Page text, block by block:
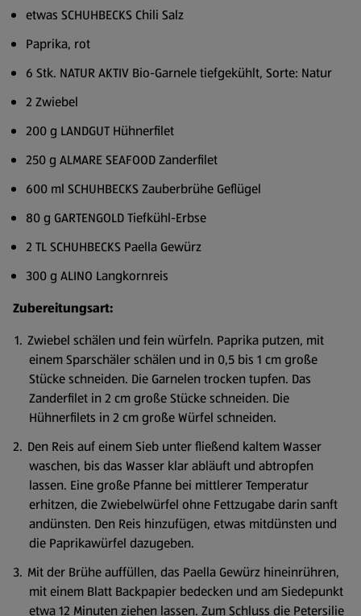
etwas SCHUHBECKS Chili Salz
Paprika, rot
6 Stk. NATUR AKTIV Bio-Garnele tiefgekühlt, Sorte: Natur
2 Zwiebel
200 g LANDGUT Hühnerfilet
250 g ALMARE SEAFOOD Zanderfilet
600 ml SCHUHBECKS Zauberbrühe Geflügel
80 g GARTENGOLD Tiefkühl-Erbse
2 TL SCHUHBECKS Paella Gewürz
300 g ALINO Langkornreis
Zubereitungsart:
Zwiebel schälen und fein würfeln. Paprika putzen, mit
einem Sparschäler schälen und in 0,5 bis 1 cm große
Stücke schneiden. Die Garnelen trocken tupfen. Das
Zanderfilet in 2 cm große Stücke schneiden. Die
Hühnerfilets in 2 cm große Würfel schneiden.
Den Reis auf einem Sieb unter fließend kaltem Wasser
waschen, bis das Wasser klar abläuft und abtropfen
lassen. Eine große Pfanne bei mittlerer Temperatur
erhitzen, die Zwiebelwürfel ohne Fettzugabe darin sanft
andünsten. Den Reis hinzufügen, etwas mitdünsten und
die Paprikawürfel dazugeben.
Mit der Brühe auffüllen, das Paella Gewürz hineinrühren,
mit einem Blatt Backpapier bedecken und am Siedepunkt
etwa 12 Minuten ziehen lassen. Zum Schluss die Petersilie